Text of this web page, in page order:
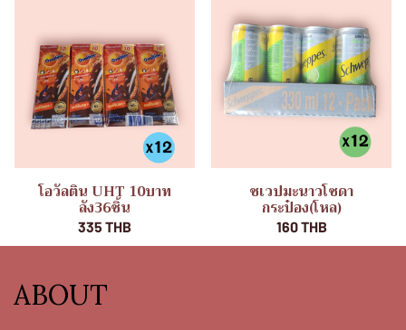
โอวัลติน UHT 10บาท
ลัง36ชิ้น
335 THB
ชเวปมะนาวโซดา
กระป๋อง(โหล)
160 THB
ABOUT